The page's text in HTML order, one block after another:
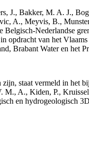
J., Bakker, M. A. J.,
A., Meyvis, B.,
Belgisch-Nederlandse
opdracht van het
Brabant Water en het
staat vermeld in
A., Kiden, P.,
en hydrogeologisch